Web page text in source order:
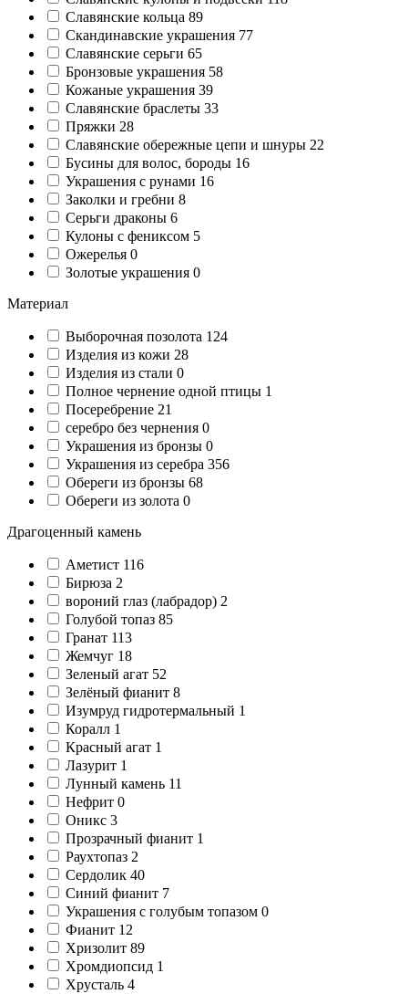
Славянские кольца 89
Cкандинавские украшения 77
Славянские серьги 65
Бронзовые украшения 58
Кожаные украшения 39
Славянские браслеты 33
Пряжки 28
Славянские обережные цепи и шнуры 22
Бусины для волос, бороды 16
Украшения с рунами 16
Заколки и гребни 8
Серьги драконы 6
Кулоны с фениксом 5
Ожерелья 0
Золотые украшения 0
Материал
Выборочная позолота 124
Изделия из кожи 28
Изделия из стали 0
Полное чернение одной птицы 1
Посеребрение 21
серебро без чернения 0
Украшения из бронзы 0
Украшения из серебра 356
Обереги из бронзы 68
Обереги из золота 0
Драгоценный камень
Аметист 116
Бирюза 2
вороний глаз (лабрадор) 2
Голубой топаз 85
Гранат 113
Жемчуг 18
Зеленый агат 52
Зелёный фианит 8
Изумруд гидротермальный 1
Коралл 1
Красный агат 1
Лазурит 1
Лунный камень 11
Нефрит 0
Оникс 3
Прозрачный фианит 1
Раухтопаз 2
Сердолик 40
Синий фианит 7
Украшения с голубым топазом 0
Фианит 12
Хризолит 89
Хромдиопсид 1
Хрусталь 4